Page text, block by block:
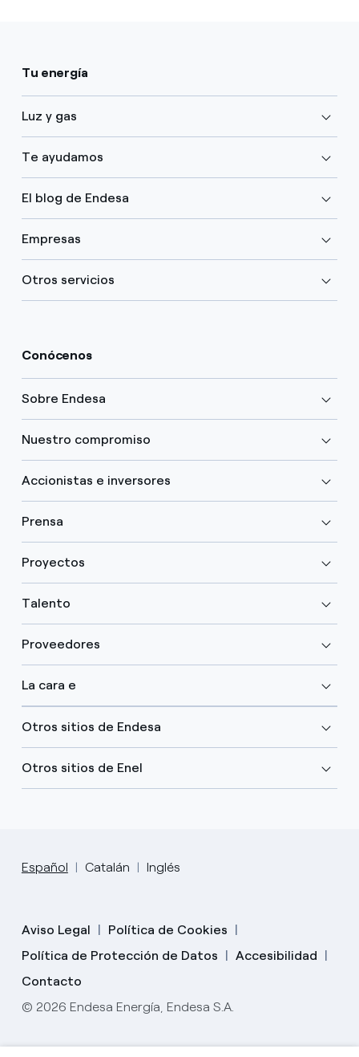
Tu energía
Luz y gas
Te ayudamos
El blog de Endesa
Empresas
Otros servicios
Conócenos
Sobre Endesa
Nuestro compromiso
Accionistas e inversores
Prensa
Proyectos
Talento
Proveedores
La cara e
Otros sitios de Endesa
Otros sitios de Enel
Español Catalán Inglés
Aviso Legal
Política de Cookies
Política de Protección de Datos
Accesibilidad
Contacto
© 2026 Endesa Energía, Endesa S.A.